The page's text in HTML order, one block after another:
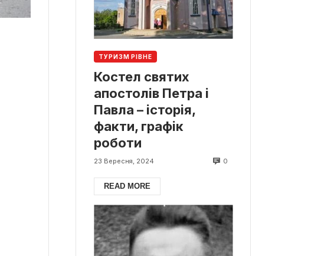
ТУРИЗМ РІВНЕ
Костел святих
апостолів Петра і
Павла – історія,
факти, графік
роботи
23 Вересня, 2024 0
READ MORE